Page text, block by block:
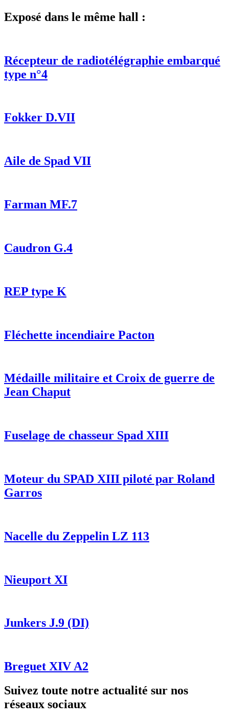
Exposé dans le même hall :
Récepteur de radiotélégraphie embarqué
type n°4
Fokker D.VII
Aile de Spad VII
Farman MF.7
Caudron G.4
REP type K
Fléchette incendiaire Pacton
Médaille militaire et Croix de guerre de
Jean Chaput
Fuselage de chasseur Spad XIII
Moteur du SPAD XIII piloté par Roland
Garros
Nacelle du Zeppelin LZ 113
Nieuport XI
Junkers J.9 (DI)
Breguet XIV A2
Suivez toute notre actualité sur nos
réseaux sociaux